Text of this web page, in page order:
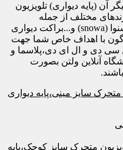
آن (پایه دیواری) تلویزیون
مختلف از جمله
سامسونگ (samsung) و ال جی (lg) اسنوا (snowa) و...براکت دیواری
با اهداف خاص شما جهت
سی دی و ال ای دی،پلاسما و
آنلاین ولتن بصورت
سایز مینی،پایه دیواری
متحرک سایز کوچک،پایه